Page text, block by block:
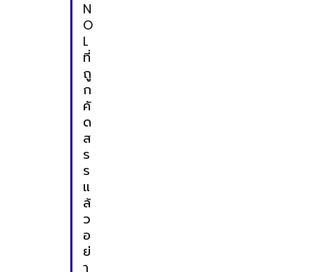
N
O
L
ที่
ถู
ก
คั
ด
ส
ร
ร
แ
ล้
ว
อ
ย่
า